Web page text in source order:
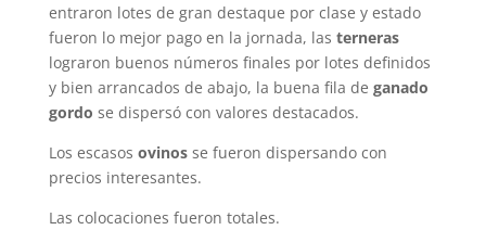
entraron lotes de gran destaque por clase y estado
fueron lo mejor pago en la jornada, las terneras
lograron buenos números finales por lotes definidos
y bien arrancados de abajo, la buena fila de ganado
gordo se dispersó con valores destacados.
Los escasos ovinosse fueron dispersando con
precios interesantes.
Las colocaciones fueron totales.